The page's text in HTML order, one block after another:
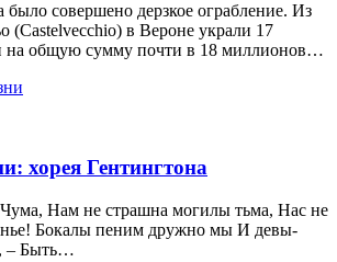
было совершено дерзкое ограбление. Из
(Castelvecchio) в Вероне украли 17
на общую сумму почти в 18 миллионов…
хорея Гентингтона
Чума, Нам не страшна могилы тьма, Нас не
Бокалы пеним дружно мы И девы-
– Быть…